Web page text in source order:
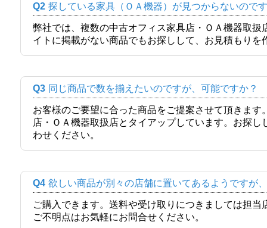
Q2 探している家具（ＯＡ機器）が見つからないので
弊社では、複数の中古オフィス家具店・ＯＡ機器取
イトに掲載がない商品でもお探しして、お見積もりを
Q3 同じ商品で数を揃えたいのですが、可能ですか？
お客様のご要望に合った商品をご提案させて頂きま
店・ＯＡ機器取扱店とタイアップしています。お探
わせください。
Q4 欲しい商品が別々の店舗に置いてあるようですが
ご購入できます。送料や受け取りにつきましては担
ご不明点はお気軽にお問合せください。